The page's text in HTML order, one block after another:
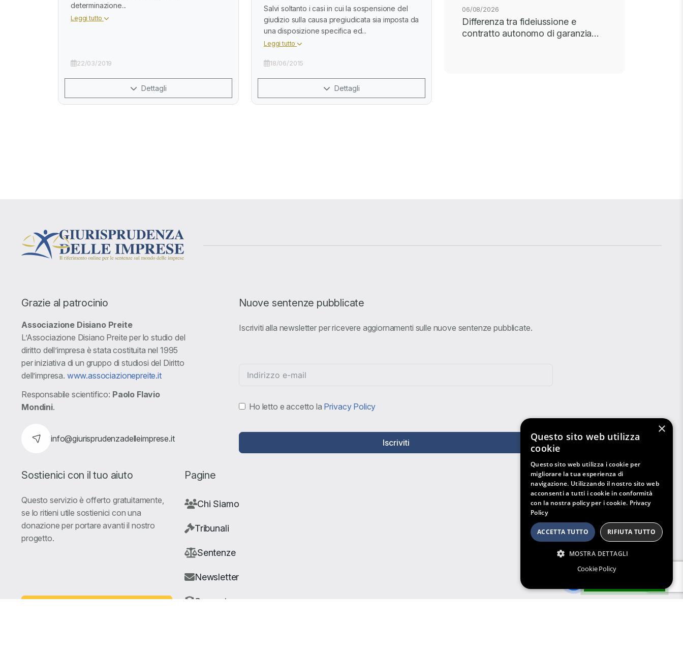
06/08/2026
Differenza tra fideiussione e
contratto autonomo di garanzia…
determinazione...
Leggi tutto
22/03/2019
Dettagli
Salvi soltanto i casi in cui la sospensione del
giudizio sulla causa pregiudicata sia imposta da
una disposizione specifica ed...
Leggi tutto
18/06/2015
Dettagli
Grazie al patrocinio
Associazione Disiano Preite
L’Associazione Disiano Preite per lo studio del
diritto dell’impresa è stata costituita nel 1995
per iniziativa di un gruppo di studiosi del Diritto
dell’impresa. www.associazionepreite.it
Responsabile scientifico: Paolo Flavio
Mondini.
info@giurisprudenzadelleimprese.it
Nuove sentenze pubblicate
Iscriviti alla newsletter per ricevere aggiornamenti sulle nuove sentenze pubblicate.
Ho letto e accetto la Privacy Policy
Iscriviti
Sostienici con il tuo aiuto
Questo servizio è offerto gratuitamente,
se lo ritieni utile sostienici con una
donazione per portare avanti il nostro
progetto.
Pagine
Chi Siamo
Tribunali
Sentenze
Newsletter
Supporto
×
Questo sito web utilizza
cookie
Questo sito web utilizza i cookie per
migliorare la tua esperienza di
navigazione. Utilizzando il nostro sito web
acconsenti a tutti i cookie in conformità
con la nostra policy per i cookie. Privacy
Policy
ACCETTA TUTTO RIFIUTA TUTTO
MOSTRA DETTAGLI
Cookie Policy